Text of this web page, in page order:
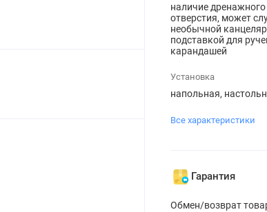
наличие дренажного
отверстия, может
необычной
подставкой для
карандашей
Установка
напольная,
Все характеристики
Гарантия
Обмен/возврат